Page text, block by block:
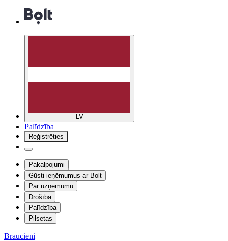
LV
Palīdzība
Reģistrēties
Pakalpojumi
Gūsti ieņēmumus ar Bolt
Par uzņēmumu
Drošība
Palīdzība
Pilsētas
Braucieni